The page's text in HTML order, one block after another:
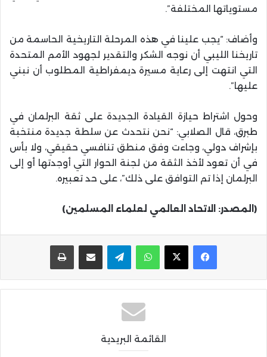
مستوياتها المختلفة”.
وأضاف: “يجب علينا في هذه المرحلة التاريخية الحاسمة من
تاريخنا الليبي أن نوجه الشكر والتقدير لجهود الأمم المتحدة
التي انتهت إلى رعاية مسيرة ديمفراطية المطلوب أن نبني
عليها”.
وحول اشتراط حيازة القيادة الجديدة على ثقة البرلمان في
طبرق، قال الصلابي: “نحن نتحدث عن سلطة جديدة منتخبة
بإشراف دولي، وجاءت وفق منطق تنافسي حقيقي، ولا بأس
في أن تعود لأخذ الثقة من لجنة الحوار التي أوجدتها أو إلى
البرلمان إذا تم التوافق على ذلك”، على حد تعبيره.
(المصدر: الاتحاد العالمي لعلماء المسلمين)
واتساب تيلقرام مشاركة عبر البريد
القائمة البريدية